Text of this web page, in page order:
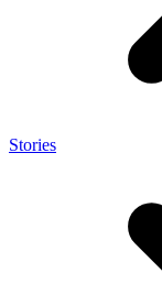
Stories